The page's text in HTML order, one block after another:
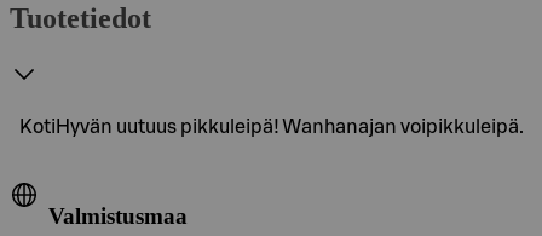
Tuotetiedot
KotiHyvän uutuus pikkuleipä! Wanhanajan voipikkuleipä.
Valmistusmaa